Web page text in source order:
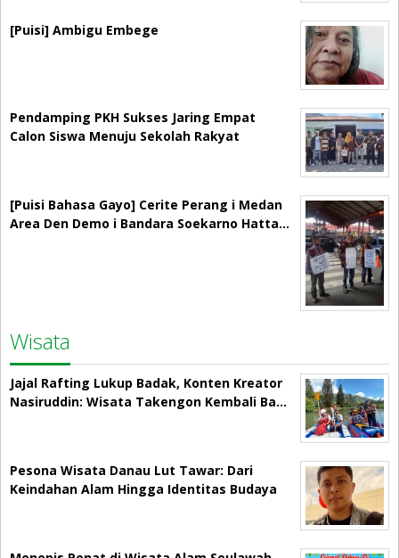
[Puisi] Ambigu Embege
Pendamping PKH Sukses Jaring Empat
Calon Siswa Menuju Sekolah Rakyat
[Puisi Bahasa Gayo] Cerite Perang i Medan
Area Den Demo i Bandara Soekarno Hatta…
Wisata
Jajal Rafting Lukup Badak, Konten Kreator
Nasiruddin: Wisata Takengon Kembali Ba…
Pesona Wisata Danau Lut Tawar: Dari
Keindahan Alam Hingga Identitas Budaya